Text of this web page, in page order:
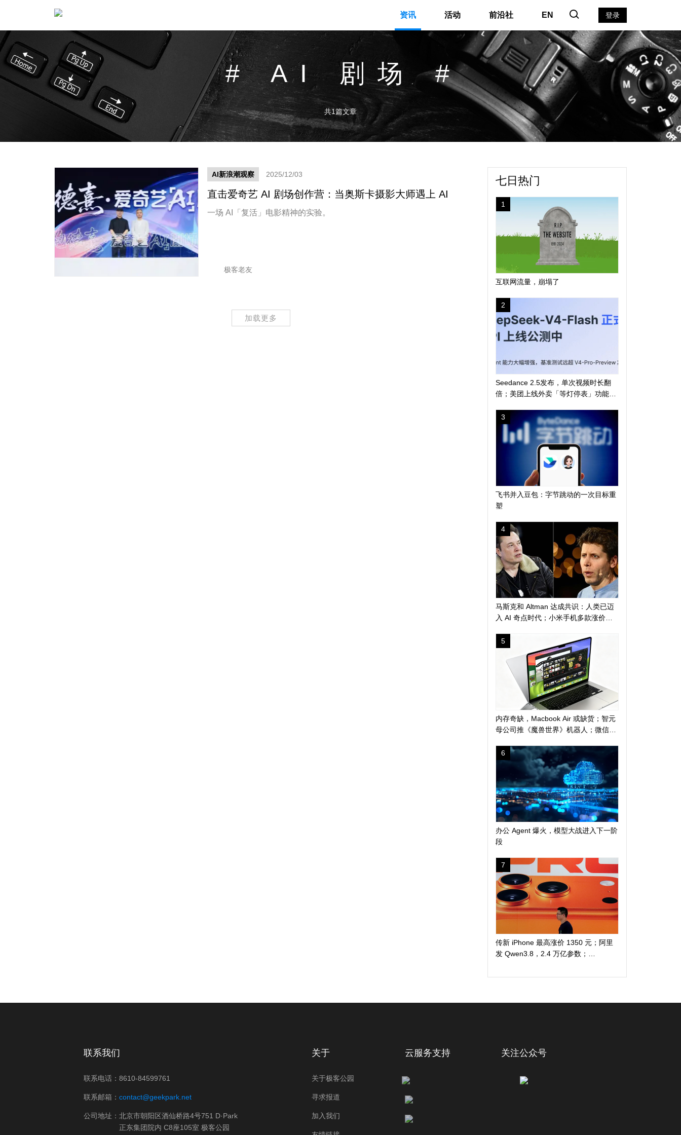
资讯 活动 前沿社 EN 登录
# AI 剧场 #
共1篇文章
AI新浪潮观察 2025/12/03
直击爱奇艺 AI 剧场创作营：当奥斯卡摄影大师遇上 AI
一场 AI「复活」电影精神的实验。
极客老友
加载更多
七日热门
1
互联网流量，崩塌了
2
Seedance 2.5发布，单次视频时长翻
倍；美团上线外卖「等灯停表」功能；
3
飞书并入豆包：字节跳动的一次目标重
塑
4
马斯克和 Altman 达成共识：人类已迈
入 AI 奇点时代；小米手机多款涨价
致产品延期发布
5
内存奇缺，Macbook Air 或缺货；智元
母公司推《魔兽世界》机器人；微信地
6
办公 Agent 爆火，模型大战进入下一阶
段
7
传新 iPhone 最高涨价 1350 元；阿里
发 Qwen3.8，2.4 万亿参数；
联系我们
联系电话：8610-84599761
联系邮箱： contact@geekpark.net
公司地址：北京市朝阳区酒仙桥路4号751 D·Park
正东集团院内 C8座105室 极客公园
关于
关于极客公园
寻求报道
加入我们
云服务支持 关注公众号